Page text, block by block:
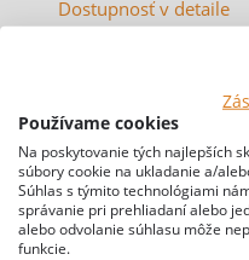
Dostupnosť v detaile
Bočný
profil, D 5 m
Od:31,95€ s DPH
možností
Používame cookies
Na poskytovanie tých najlepších
súbory cookie na ukladanie a/
Súhlas s týmito technológiami
správanie pri prehliadaní alebo
alebo odvolanie súhlasu môže
funkcie.